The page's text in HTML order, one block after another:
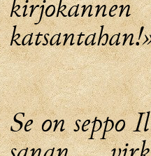
kirjokannen
Se on seppo